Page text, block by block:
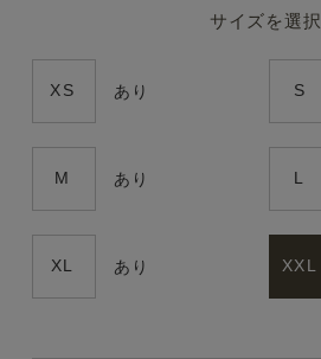
サイズを選択
XS あり S
M あり L
XL あり XXL